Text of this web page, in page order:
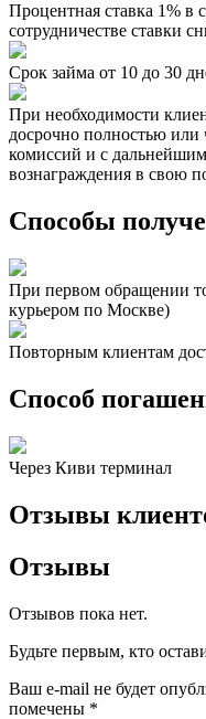
Процентная ставка 1% в
сотрудничестве ставки
Срок займа от 10 до 30
При необходимости
досрочно полностью или
комиссий и с
вознаграждения в свою
Способы
При первом обращении
курьером по Москве)
Повторным клиентам
Способ
Через Киви терминал
Отзывы
Отзывы
Отзывов пока нет.
Будьте первым, кто
Ваш e-mail не будет
помечены *